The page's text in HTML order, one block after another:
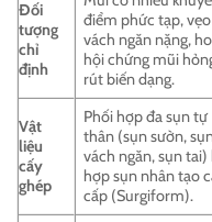
Đối
tượng
chỉ
định
điểm phức tạp, vẹo
vách ngăn nặng,
hội chứng mũi
rút biến dạng.
Vật
liệu
cấy
ghép
Phối hợp đa sụn tự
thân (sụn sườn,
vách ngăn, sụn tai)
hợp sụn nhân tạo
cấp (Surgiform).